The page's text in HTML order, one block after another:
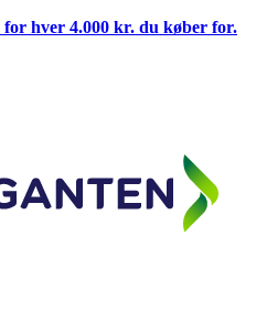
hver 4.000 kr. du køber for.